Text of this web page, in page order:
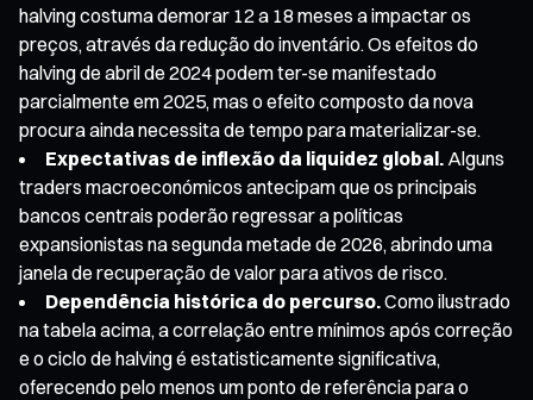
halving costuma demorar 12 a 18 meses a impactar os
preços, através da redução do inventário. Os efeitos do
halving de abril de 2024 podem ter-se manifestado
parcialmente em 2025, mas o efeito composto da nova
procura ainda necessita de tempo para materializar-se.
Expectativas de inflexão da liquidez global. Alguns
traders macroeconómicos antecipam que os principais
bancos centrais poderão regressar a políticas
expansionistas na segunda metade de 2026, abrindo uma
janela de recuperação de valor para ativos de risco.
Dependência histórica do percurso.Como ilustrado
na tabela acima, a correlação entre mínimos após correção
e o ciclo de halving é estatisticamente significativa,
oferecendo pelo menos um ponto de referência para o